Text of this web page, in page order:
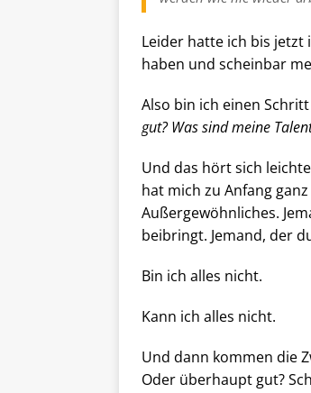
Leider hatte ich bis jetzt
haben und scheinbar
Also bin ich einen
gut? Was sind meine
Und das hört sich
hat mich zu Anfang
Außergewöhnliches.
beibringt. Jemand, der
Bin ich alles nicht.
Kann ich alles nicht.
Und dann kommen die
Oder überhaupt gut?